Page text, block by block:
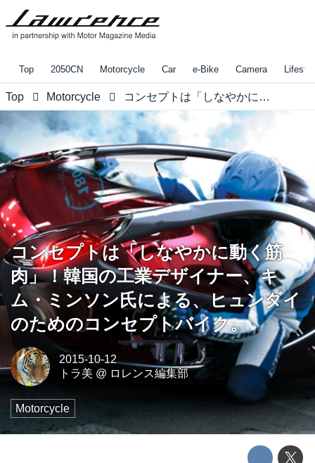
Top 2050CN Motorcycle Car e-Bike Camera
Top Motorcycle コンセプトは「しなやかに動く筋肉」！韓国の工業デザイナー、キム・ミンソン氏による、ヒュンダイのためのコンセプトバイク。
コンセプトは「しなやかに動く筋
肉」！韓国の工業デザイナー、キ
ム・ミンソン氏による、ヒュンダイ
のためのコンセプトバイク。
2015-10-12
トラ美 @ ロレンス編集部
Motorcycle